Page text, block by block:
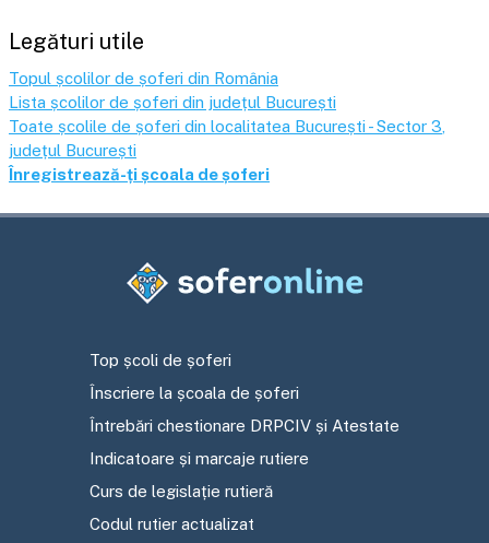
Legături utile
Topul școlilor de șoferi din România
Lista școlilor de șoferi din județul București
Toate școlile de șoferi din localitatea București - Sector 3
județul București
Înregistrează-ți școala de șoferi
Top școli de șoferi
Înscriere la școala de șoferi
Întrebări chestionare DRPCIV și Atestate
Indicatoare și marcaje rutiere
Curs de legislație rutieră
Codul rutier actualizat